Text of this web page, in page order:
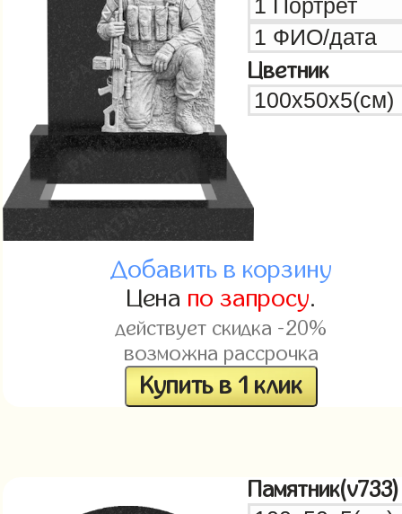
Цветник
Добавить в корзину
Цена по запросу.
действует скидка -20%
возможна рассрочка
Купить в 1 клик
Памятник(v733)